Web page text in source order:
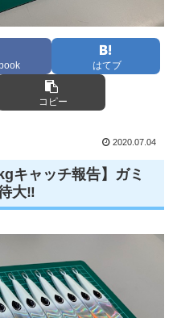
はてブ
コピー
2020.07.04
キャッチ報告】ガミ
大‼️